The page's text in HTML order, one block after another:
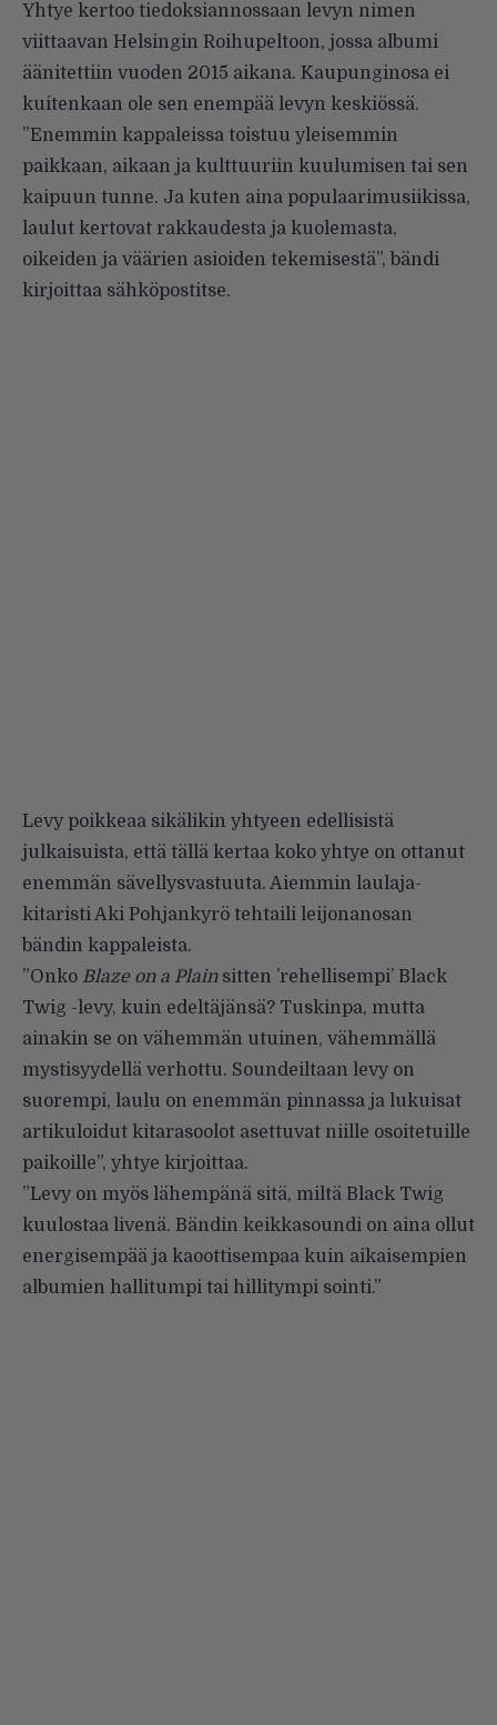
Yhtye kertoo tiedoksiannossaan levyn nimen
viittaavan Helsingin Roihupeltoon, jossa albumi
äänitettiin vuoden 2015 aikana. Kaupunginosa ei
kuitenkaan ole sen enempää levyn keskiössä.
”Enemmin kappaleissa toistuu yleisemmin
paikkaan, aikaan ja kulttuuriin kuulumisen tai sen
kaipuun tunne. Ja kuten aina populaarimusiikissa,
laulut kertovat rakkaudesta ja kuolemasta,
oikeiden ja väärien asioiden tekemisestä”, bändi
kirjoittaa sähköpostitse.
Levy poikkeaa sikälikin yhtyeen edellisistä
julkaisuista, että tällä kertaa koko yhtye on ottanut
enemmän sävellysvastuuta. Aiemmin laulaja-
kitaristi Aki Pohjankyrö tehtaili leijonanosan
bändin kappaleista.
”Onko Blaze on a Plainsitten ’rehellisempi’ Black
Twig -levy, kuin edeltäjänsä? Tuskinpa, mutta
ainakin se on vähemmän utuinen, vähemmällä
mystisyydellä verhottu. Soundeiltaan levy on
suorempi, laulu on enemmän pinnassa ja lukuisat
artikuloidut kitarasoolot asettuvat niille osoitetuille
paikoille”, yhtye kirjoittaa.
”Levy on myös lähempänä sitä, miltä Black Twig
kuulostaa livenä. Bändin keikkasoundi on aina ollut
energisempää ja kaoottisempaa kuin aikaisempien
albumien hallitumpi tai hillitympi sointi.”